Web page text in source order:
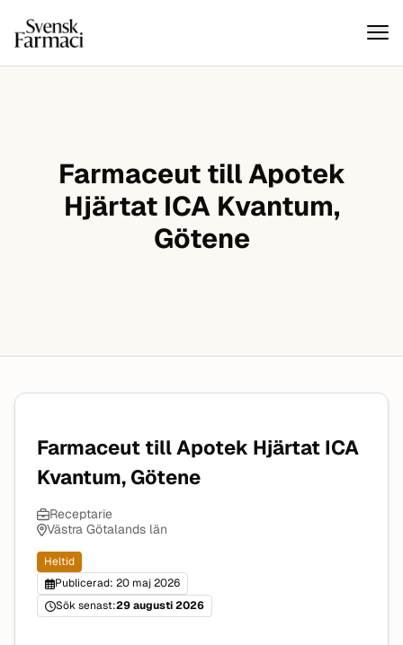
Hoppa till innehåll
Svensk farmaci
Farmaceut till Apotek
Hjärtat ICA Kvantum,
Götene
Farmaceut till Apotek Hjärtat ICA
Kvantum, Götene
Receptarie
Västra Götalands län
Heltid
Publicerad: 20 maj 2026
Sök senast:29 augusti 2026